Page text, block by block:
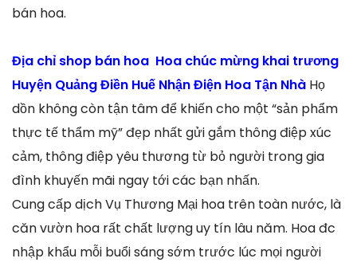
bán hoa.
Địa chỉ shop bán hoa Hoa chúc mừng khai trương
Huyện Quảng Điền Huế Nhận Điện Hoa Tận Nhà Họ
dồn không còn tận tâm để khiến cho một “sản phẩm
thực tế thẩm mỹ” đẹp nhất gửi gắm thông điệp xúc
cảm, thông điệp yêu thương từ bỏ người trong gia
đình khuyến mãi ngay tới các bạn nhấn.
Cung cấp dịch Vụ Thương Mại hoa trên toàn nước, là
căn vườn hoa rất chất lượng uy tín lâu năm. Hoa đc
nhập khẩu mỗi buổi sáng sớm trước lúc mọi người